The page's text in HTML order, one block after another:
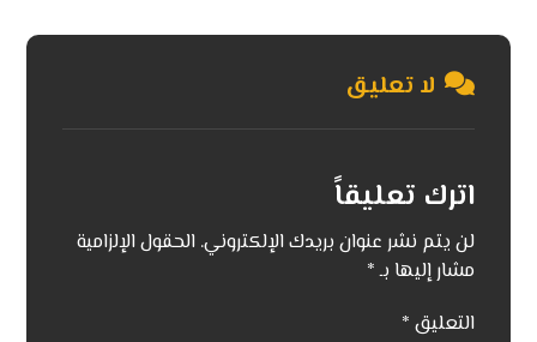
لا تعليق
اترك تعليقاً
لن يتم نشر عنوان بريدك الإلكتروني. الحقول الإلزامية
مشار إليها بـ*
التعليق *